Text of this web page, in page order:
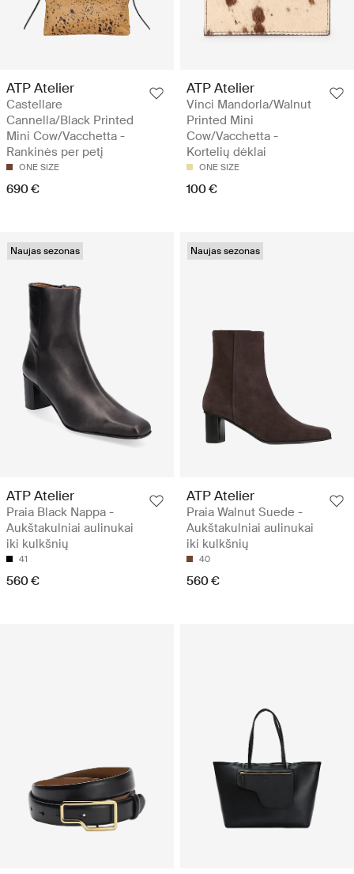
ATP Atelier
Castellare
Cannella/Black Printed
Mini Cow/Vacchetta -
Rankinės per petį
ONE SIZE
690 €
ATP Atelier
Vinci Mandorla/Walnut
Printed Mini
Cow/Vacchetta -
Kortelių dėklai
ONE SIZE
100 €
Naujas sezonas
ATP Atelier
Praia Black Nappa -
Aukštakulniai aulinukai
iki kulkšnių
41
560 €
Naujas sezonas
ATP Atelier
Praia Walnut Suede -
Aukštakulniai aulinukai
iki kulkšnių
40
560 €